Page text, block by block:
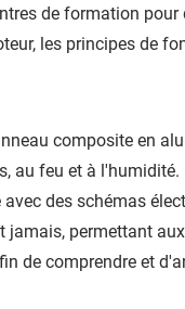
de formation
les principes de
composite en
au feu et à
des schémas
permettant
de comprendre et